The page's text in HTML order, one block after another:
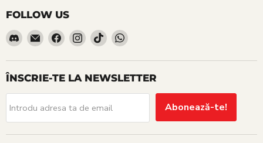
FOLLOW US
Find
on
Discord
Email
Red
Goblin
Find
on
Facebook
Find
on
Instagram
Find
on
TikTok
Find
on
WhatsApp
ÎNSCRIE-TE LA NEWSLETTER
Introdu adresa ta de email Abonează-te!